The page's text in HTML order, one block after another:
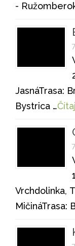
-
JasnáTrasa:
Bystrica …
Vrchdolinka,
MičináTrasa: